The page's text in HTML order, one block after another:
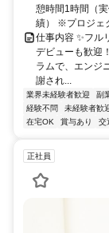
憩時間1時間（
績） ※プロジェ
仕事内容 ✨フル
デビューも歓迎
ラムで、エンジ
謝され...
業界未経験者歓迎 副
経験不問
未経験者歓
在宅OK
賞与あり 交
正社員